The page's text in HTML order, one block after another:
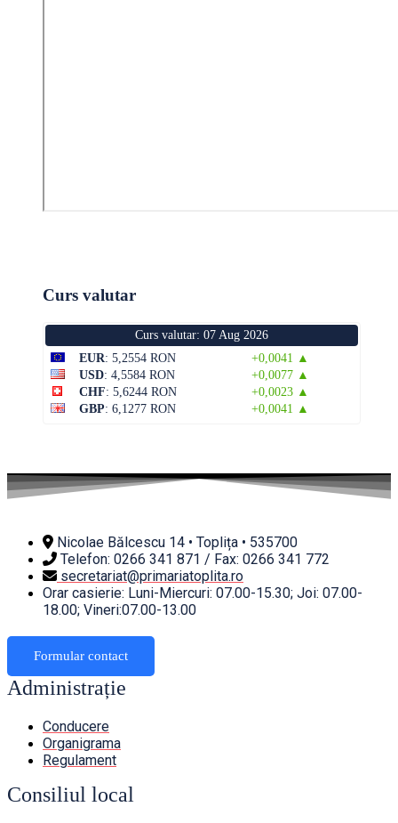
Curs valutar
Curs valutar: 07 Aug 2026
EUR: 5,2554 RON
+0,0041 ▲
USD: 4,5584 RON
+0,0077 ▲
CHF: 5,6244 RON
+0,0023 ▲
GBP: 6,1277 RON +0,0041 ▲
Nicolae Bălcescu 14 • Toplița • 535700
Telefon: 0266 341 871 / Fax: 0266 341 772
secretariat@primariatoplita.ro
Orar casierie: Luni-Miercuri: 07.00-15.30; Joi: 07.00-
18.00; Vineri:07.00-13.00
Formular contact
Administrație
Conducere
Organigrama
Regulament
Consiliul local